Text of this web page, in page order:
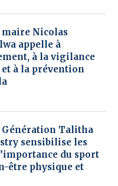
maire Nicolas
appelle à
à la vigilance
à la prévention
Génération Talitha
sensibilise les
du sport
être physique et